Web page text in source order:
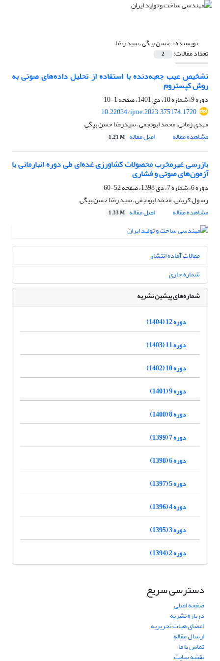
نویسنده =حسن بیگی، سید رضا
تعداد مقالات: 2
تشخیص عیب جعبه‌دنده با استفاده از تحلیل داده‌های صوتی به
روش کپستروم
دوره 9، شماره 10، دی 1401، صفحه
1-10
10.22034/ijme.2023.375174.1720
مهدی زمانی، محمد ابونجمی، سیدرضا حسن بیگی
مشاهده مقاله
اصل مقاله 1.21 M
بازرسی غیرمخرب محصولات کشاورزی غده‌ای طی دوره انبارمانی با
آزمون‌های صوتی و فشاری
دوره 6، شماره 7، دی 1398، صفحه
52-60
رسول کریمی، محمد ابونجمی، سید رضا حسن بیگی
مشاهده مقاله
اصل مقاله 1.33 M
مقالات آماده انتشار
شماره جاری
شماره‌های پیشین نشریه
دوره 12 (1404)
دوره 11 (1403)
دوره 10 (1402)
دوره 9 (1401)
دوره 8 (1400)
دوره 7 (1399)
دوره 6 (1398)
دوره 5 (1397)
دوره 4 (1396)
دوره 3 (1395)
دوره 2 (1394)
دسترسی سریع
صفحه اصلی
درباره نشریه
اعضای هیات تحریریه
ارسال مقاله
تماس با ما
نقشه سایت